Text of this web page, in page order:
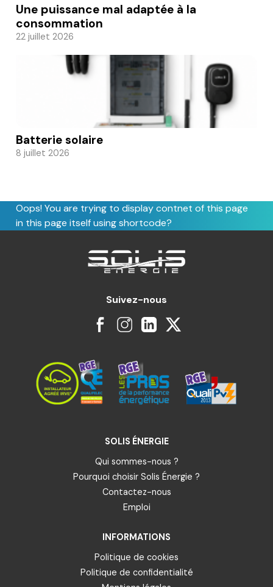
Une puissance mal adaptée à la
consommation
22 juillet 2026
Batterie solaire
8 juillet 2026
Oops! You are trying to display contnet of this page
in this page itself using shortcode?
Suivez-nous
SOLIS ÉNERGIE
Qui sommes-nous ?
Pourquoi choisir Solis Énergie ?
Contactez-nous
Emploi
INFORMATIONS
Politique de cookies
Politique de confidentialité